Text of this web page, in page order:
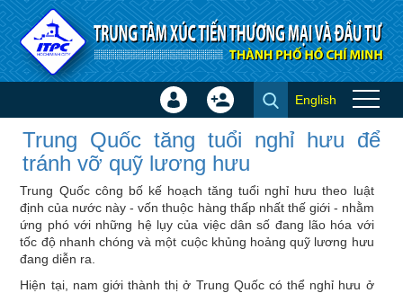
Truy cập nội dung luôn
Trung Quốc tăng tuổi nghỉ hưu
để tránh vỡ quỹ lương hưu -
Tin quốc tế
Đăng
Tạo
khoản
English
×
Trung Quốc tăng tuổi nghỉ hưu để
tránh vỡ quỹ lương hưu
Trung Quốc công bố kế hoạch tăng tuổi nghỉ hưu theo luật
định của nước này - vốn thuộc hàng thấp nhất thế giới - nhằm
ứng phó với những hệ lụy của việc dân số đang lão hóa với
tốc độ nhanh chóng và một cuộc khủng hoảng quỹ lương hưu
đang diễn ra.
Hiện tại, nam giới thành thị ở Trung Quốc có thể nghỉ hưu ở